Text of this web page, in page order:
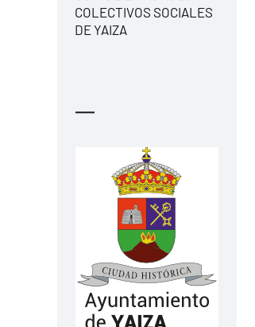
COLECTIVOS SOCIALES
DE YAIZA
—